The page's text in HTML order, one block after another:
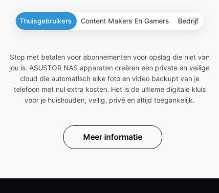
Thuisgebruikers Content Makers En Gamers Bedrijf
Stop met betalen voor abonnementen voor opslag die niet van
jou is. ASUSTOR NAS apparaten creëren een private en veilige
cloud die automatisch elke foto en video backupt van je
telefoon met nul extra kosten. Het is de ultieme digitale kluis
voor je huishouden, veilig, privé en altijd toegankelijk.
Meer informatie